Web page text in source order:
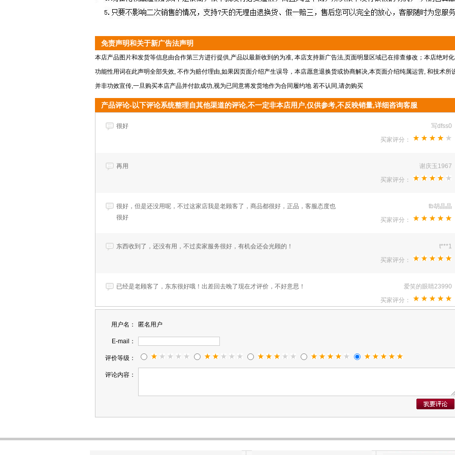
免责声明和关于新广告法声明
本店产品图片和发货等信息由合作第三方进行提供,产品以最新收到的为准, 本店支持新广告法,页面明显区域已在排查修改；本店绝对
功能性用词在此声明全部失效, 不作为赔付理由,如果因页面介绍产生误导，本店愿意退换货或协商解决,本页面介绍纯属运营, 和技术所
并非功效宣传,一旦购买本店产品并付款成功,视为已同意将发货地作为合同履约地 若不认同,请勿购买
产品评论-以下评论系统整理自其他渠道的评论,不一定非本店用户,仅供参考,不反映销量,详细咨询客服
很好
写dfss0
买家评分：
再用
谢庆玉1967
买家评分：
很好，但是还没用呢，不过这家店我是老顾客了，商品都很好，正品，客服态度也
很好
tb胡晶晶
买家评分：
东西收到了，还没有用，不过卖家服务很好，有机会还会光顾的！
t***1
买家评分：
已经是老顾客了，东东很好哦！出差回去晚了现在才评价，不好意思！
爱笑的眼睛23990
买家评分：
一共买了三款，这是第三次来买了，就这款是第二次买了。很滋润。
应该是正品。刚刚开始用，期待效果。 满意。
z***5
简单娜850416
用户名： 匿名用户
E-mail：
评价等级：
评论内容：